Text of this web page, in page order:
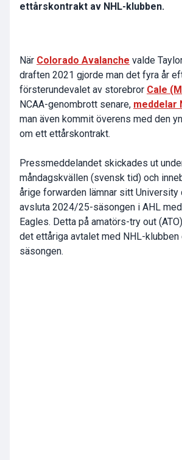
ettårskontrakt av NHL-klubben.
När Colorado Avalanche valde
draften 2021 gjorde man det fyra år
försterundevalet av storebror Cale
NCAA-genombrott senare, meddelar
man även kommit överens med den
om ett ettårskontrakt.
Pressmeddelandet skickades ut
måndagskvällen (svensk tid) och
årige forwarden lämnar sitt
avsluta 2024/25-säsongen i AHL
Eagles. Detta på amatörs-try out
det ettåriga avtalet med NHL-
säsongen.